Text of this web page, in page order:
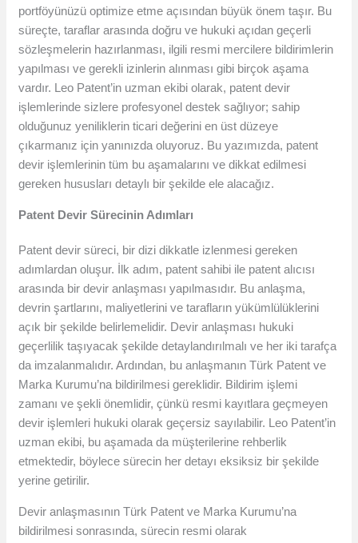
portföyünüzü optimize etme açısından büyük önem taşır. Bu
süreçte, taraflar arasında doğru ve hukuki açıdan geçerli
sözleşmelerin hazırlanması, ilgili resmi mercilere bildirimlerin
yapılması ve gerekli izinlerin alınması gibi birçok aşama
vardır. Leo Patent’in uzman ekibi olarak, patent devir
işlemlerinde sizlere profesyonel destek sağlıyor; sahip
olduğunuz yeniliklerin ticari değerini en üst düzeye
çıkarmanız için yanınızda oluyoruz. Bu yazımızda, patent
devir işlemlerinin tüm bu aşamalarını ve dikkat edilmesi
gereken hususları detaylı bir şekilde ele alacağız.
Patent Devir Sürecinin Adımları
Patent devir süreci, bir dizi dikkatle izlenmesi gereken
adımlardan oluşur. İlk adım, patent sahibi ile patent alıcısı
arasında bir devir anlaşması yapılmasıdır. Bu anlaşma,
devrin şartlarını, maliyetlerini ve tarafların yükümlülüklerini
açık bir şekilde belirlemelidir. Devir anlaşması hukuki
geçerlilik taşıyacak şekilde detaylandırılmalı ve her iki tarafça
da imzalanmalıdır. Ardından, bu anlaşmanın Türk Patent ve
Marka Kurumu’na bildirilmesi gereklidir. Bildirim işlemi
zamanı ve şekli önemlidir, çünkü resmi kayıtlara geçmeyen
devir işlemleri hukuki olarak geçersiz sayılabilir. Leo Patent’in
uzman ekibi, bu aşamada da müşterilerine rehberlik
etmektedir, böylece sürecin her detayı eksiksiz bir şekilde
yerine getirilir.
Devir anlaşmasının Türk Patent ve Marka Kurumu’na
bildirilmesi sonrasında, sürecin resmi olarak